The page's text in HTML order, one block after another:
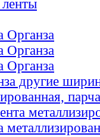
Органза
Органза
Органза
другие
парча